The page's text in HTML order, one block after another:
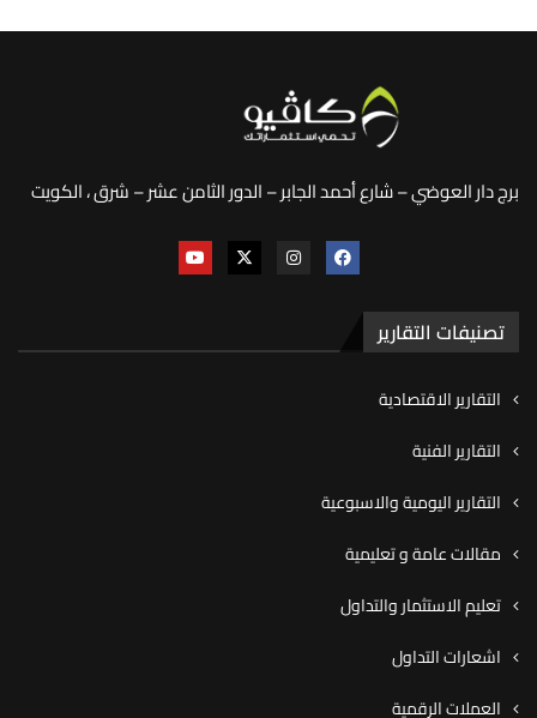
برج دار العوضي – شارع أحمد الجابر – الدور الثامن عشر – شرق ، الكويت
تصنيفات التقارير
التقارير الاقتصادية
التقارير الفنية
التقارير اليومية والاسبوعية
مقالات عامة و تعليمية
تعليم الاستثمار والتداول
اشعارات التداول
العملات الرقمية